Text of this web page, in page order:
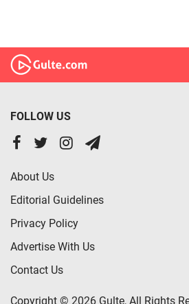
FOLLOW US
About Us
Editorial Guidelines
Privacy Policy
Advertise With Us
Contact Us
Copyright © 2026 Gulte, All Rights